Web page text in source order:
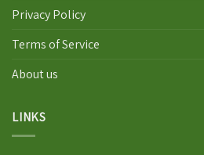
Privacy Policy
Terms of Service
About us
LINKS